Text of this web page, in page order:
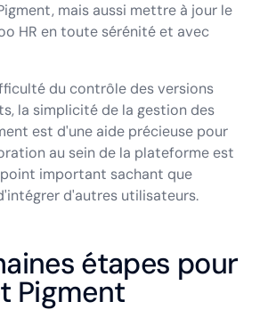
mais aussi mettre à jour le
HR en toute sérénité et avec
du contrôle des versions
la simplicité de la gestion des
est d'une aide précieuse pour
au sein de la plateforme est
important sachant que
d'autres utilisateurs.
étapes pour
Pigment